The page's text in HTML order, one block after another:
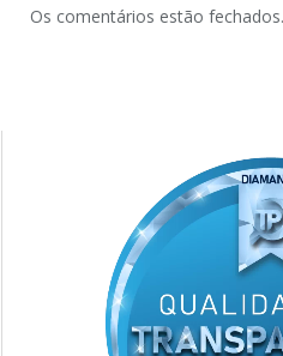
Os comentários estão fechados.